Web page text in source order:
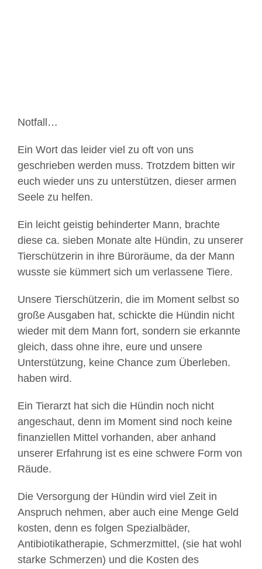
Notfall…
Ein Wort das leider viel zu oft von uns
geschrieben werden muss. Trotzdem bitten wir
euch wieder uns zu unterstützen, dieser armen
Seele zu helfen.
Ein leicht geistig behinderter Mann, brachte
diese ca. sieben Monate alte Hündin, zu unserer
Tierschützerin in ihre Büroräume, da der Mann
wusste sie kümmert sich um verlassene Tiere.
Unsere Tierschützerin, die im Moment selbst so
große Ausgaben hat, schickte die Hündin nicht
wieder mit dem Mann fort, sondern sie erkannte
gleich, dass ohne ihre, eure und unsere
Unterstützung, keine Chance zum Überleben.
haben wird.
Ein Tierarzt hat sich die Hündin noch nicht
angeschaut, denn im Moment sind noch keine
finanziellen Mittel vorhanden, aber anhand
unserer Erfahrung ist es eine schwere Form von
Räude.
Die Versorgung der Hündin wird viel Zeit in
Anspruch nehmen, aber auch eine Menge Geld
kosten, denn es folgen Spezialbäder,
Antibiotikatherapie, Schmerzmittel, (sie hat wohl
starke Schmerzen) und die Kosten des